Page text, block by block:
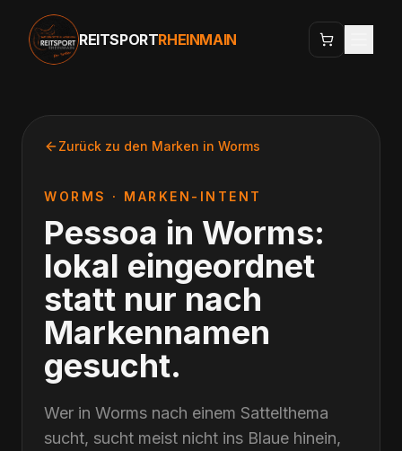
REITSPORTRHEINMAIN
Zurück zu den Marken in Worms
WORMS · MARKEN-INTENT
Pessoa in Worms:
lokal eingeordnet
statt nur nach
Markennamen
gesucht.
Wer in Worms nach einem Sattelthema
sucht, sucht meist nicht ins Blaue hinein,